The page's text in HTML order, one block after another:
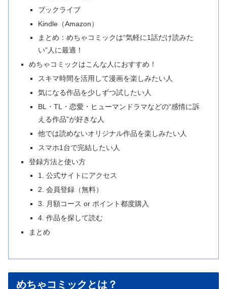
ブックライブ
Kindle（Amazon）
まとめ：めちゃコミックは“気軽に1話だけ読みた
い”人に最適！
めちゃコミックはこんな人におすすめ！
スキマ時間を活用して漫画を楽しみたい人
気になる作品を少しずつ試したい人
BL・TL・恋愛・ヒューマンドラマなどの“感情に訴
える作品”が好きな人
他では読めないオリジナル作品を楽しみたい人
スマホ1台で完結したい人
登録方法と使い方
1. 公式サイトにアクセス
2. 会員登録（無料）
3. 月額コース or ポイント都度購入
4. 作品を探して読む
まとめ
めちゃコミックとは？